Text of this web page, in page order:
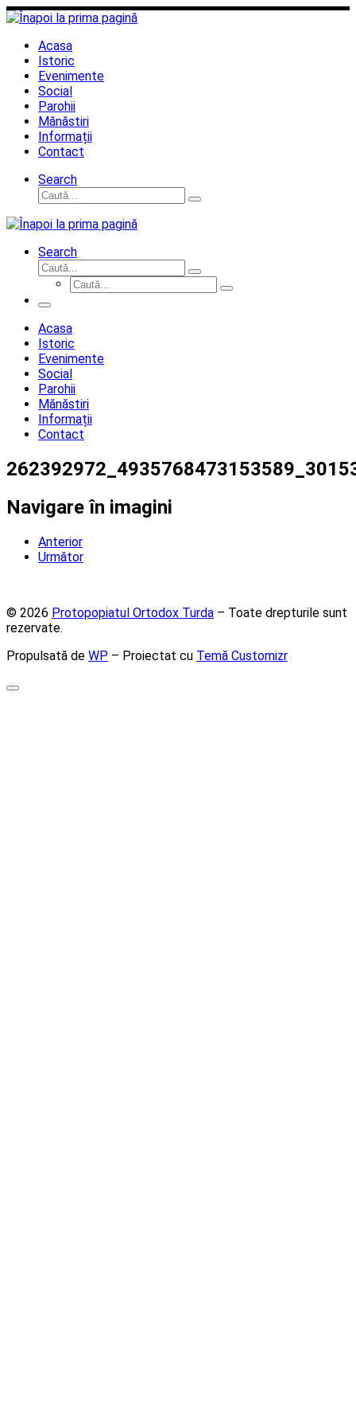
Sari
la
conținutAcasa
Istoric
Evenimente
Social
Parohii
Mănăstiri
Informații
Contact
Search
Căutare
Caută...
Search
Căutare
Caută...
Căutare
Caută...
Meniu
Acasa
Istoric
Evenimente
Social
Parohii
Mănăstiri
Informații
Contact
Navigare în imagini
Anterior
Următor
© 2026 Protopopiatul Ortodox Turda – Toate drepturile sunt
rezervate.
Propulsată de WP – Proiectat cu Temă Customizr